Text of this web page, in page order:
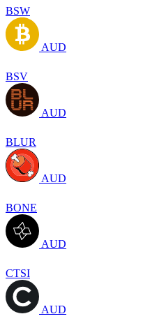
BSW
AUD
BSV
AUD
BLUR
AUD
BONE
AUD
CTSI
AUD